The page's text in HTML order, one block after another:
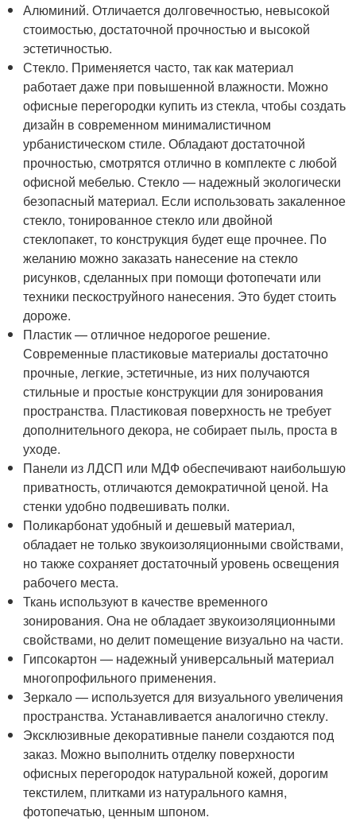
Алюминий. Отличается долговечностью, невысокой
стоимостью, достаточной прочностью и высокой
эстетичностью.
Стекло. Применяется часто, так как материал
работает даже при повышенной влажности. Можно
офисные перегородки купить из стекла, чтобы создать
дизайн в современном минималистичном
урбанистическом стиле. Обладают достаточной
прочностью, смотрятся отлично в комплекте с любой
офисной мебелью. Стекло — надежный экологически
безопасный материал. Если использовать закаленное
стекло, тонированное стекло или двойной
стеклопакет, то конструкция будет еще прочнее. По
желанию можно заказать нанесение на стекло
рисунков, сделанных при помощи фотопечати или
техники пескоструйного нанесения. Это будет стоить
дороже.
Пластик — отличное недорогое решение.
Современные пластиковые материалы достаточно
прочные, легкие, эстетичные, из них получаются
стильные и простые конструкции для зонирования
пространства. Пластиковая поверхность не требует
дополнительного декора, не собирает пыль, проста в
уходе.
Панели из ЛДСП или МДФ обеспечивают наибольшую
приватность, отличаются демократичной ценой. На
стенки удобно подвешивать полки.
Поликарбонат удобный и дешевый материал,
обладает не только звукоизоляционными свойствами,
но также сохраняет достаточный уровень освещения
рабочего места.
Ткань используют в качестве временного
зонирования. Она не обладает звукоизоляционными
свойствами, но делит помещение визуально на части.
Гипсокартон — надежный универсальный материал
многопрофильного применения.
Зеркало — используется для визуального увеличения
пространства. Устанавливается аналогично стеклу.
Эксклюзивные декоративные панели создаются под
заказ. Можно выполнить отделку поверхности
офисных перегородок натуральной кожей, дорогим
текстилем, плитками из натурального камня,
фотопечатью, ценным шпоном.